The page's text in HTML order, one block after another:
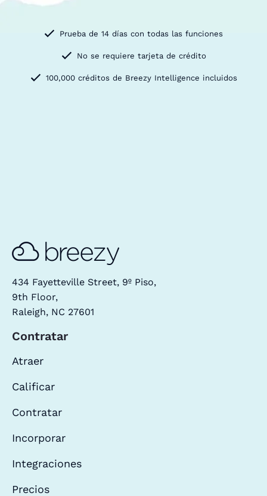
Prueba de 14 días con todas las funciones
No se requiere tarjeta de crédito
100,000 créditos de Breezy Intelligence incluidos
434 Fayetteville Street, 9º Piso,
9th Floor,
Raleigh, NC 27601
Contratar
Atraer
Calificar
Contratar
Incorporar
Integraciones
Precios